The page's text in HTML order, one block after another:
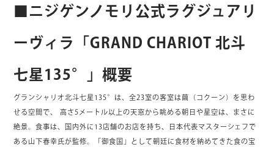
■ニジゲンノモリ公式ラグジュアリ
ーヴィラ「GRAND CHARIOT 北斗
七星135°」概要
グランシャリオ北斗七星135°は、全23室の客室は繭（コクーン）を思わ
せる空間で、 高さ5メートル以上の天窓から眺める朝日や星空は、まさに
絶景。食事は、国内外に13店舗のお店を持ち、日本代表マスターシェフで
ある山下春幸氏が監修。「御食国」として朝廷に食材を納めてきた食の宝